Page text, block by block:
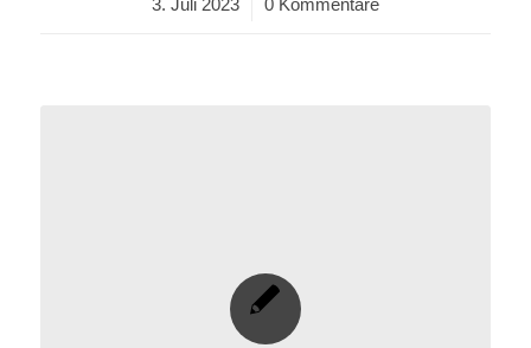
3. Juli 2023
/ 0 Kommentare